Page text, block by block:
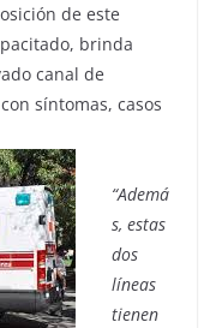
de este
brinda
canal de
síntomas, casos
“Ademá
s, estas
dos
líneas
tienen